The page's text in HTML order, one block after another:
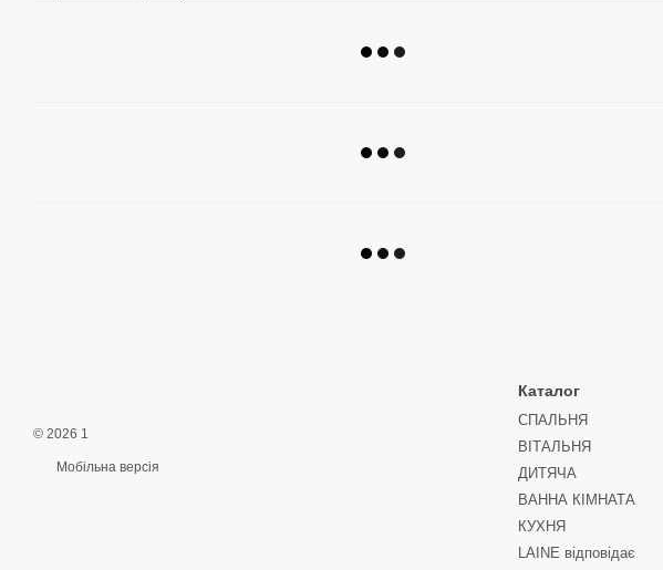
© 2026 1
Мобільна версія
Каталог
СПАЛЬНЯ
ВІТАЛЬНЯ
ДИТЯЧА
ВАННА КІМНАТА
КУХНЯ
LAINE відповідає